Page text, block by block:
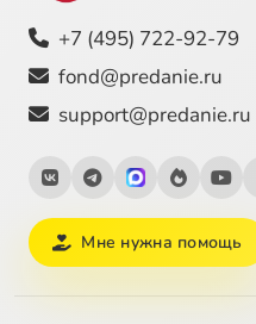
+7 (495) 722-92-79
fond@predanie.ru
support@predanie.ru
Мне нужна помощь